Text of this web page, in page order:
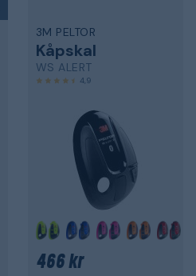
3M PELTOR
Kåpskal
WS ALERT
4,9
466 kr